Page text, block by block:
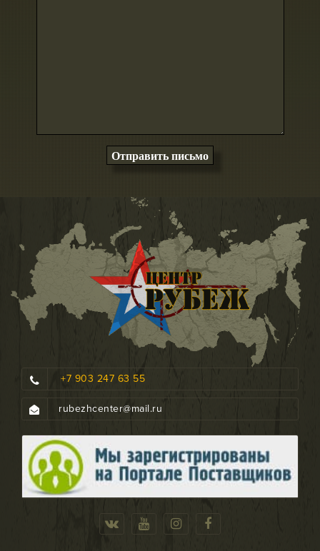
+7 903 247 63 55
rubezhcenter@mail.ru